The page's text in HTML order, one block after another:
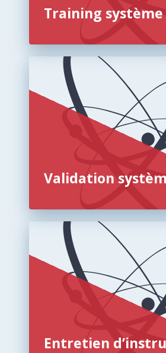
Training système
Validation
Entretien